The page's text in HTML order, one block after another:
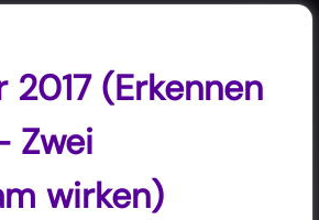
2017 (Erkennen
Zwei
wirken)